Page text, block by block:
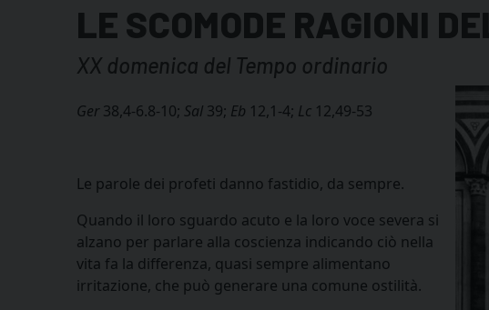
LE SCOMODE RAGIONI
XX domenica del Tempo ordinario
Ger38,4-6.8-10; Sal 39; Eb 12,1-4; Lc 12,49-53
Le parole dei profeti danno fastidio, da sempre.
Quando il loro sguardo acuto e la loro voce severa si
alzano per parlare alla coscienza indicando ciò nella
vita fa la differenza, quasi sempre alimentano
irritazione, che può generare una comune ostilità.